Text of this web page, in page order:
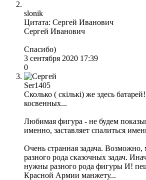
slonik
Цитата: Сергей Иванович
Сергей Иванович
Спасибо)
3 сентября 2020 17:39
0
Ser1405
Сколько ( скiлькi) же здесь
косвенных...
Любимая фигура - не будем
именно, заставляет спалиться
Очень странная задача. Возможно,
разного рода сказочных задач.
нужны разного рода фигуры И!
Красной Армии манжету...